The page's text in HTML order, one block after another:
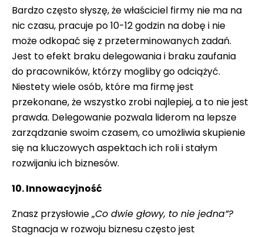
Bardzo często słyszę, że właściciel firmy nie ma na
nic czasu, pracuje po 10-12 godzin na dobę i nie
może odkopać się z przeterminowanych zadań.
Jest to efekt braku delegowania i braku zaufania
do pracowników, którzy mogliby go odciążyć.
Niestety wiele osób, które ma firmę jest
przekonane, że wszystko zrobi najlepiej, a to nie jest
prawda. Delegowanie pozwala liderom na lepsze
zarządzanie swoim czasem, co umożliwia skupienie
się na kluczowych aspektach ich roli i stałym
rozwijaniu ich biznesów.
10. Innowacyjność
Znasz przysłowie „Co dwie głowy, to nie jedna”?
Stagnacja w rozwoju biznesu często jest